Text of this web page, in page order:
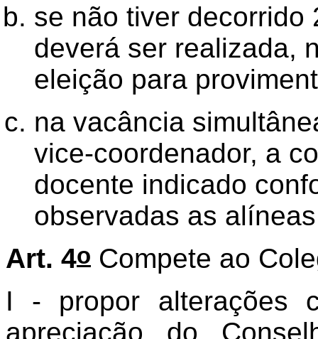
se não tiver decorrido
deverá ser realizada,
eleição para
na vacância
vice-coordenador, a
docente indicado
observadas as
Art. 4o Compete ao
I - propor alterações
apreciação do